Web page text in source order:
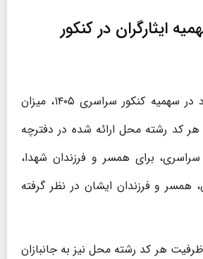
ایثارگران در کنکور
مطابق قوانین موجود در سهمیه کنکور سراسری ۱۴۰۵، میزان
هر کد رشته محل ارائه شده در دفترچه
برای همسر و فرزندان شهدا،
همسر و فرزندان ایشان در نظر گرفته
از ظرفیت هر کد رشته محل نیز به جانبازان